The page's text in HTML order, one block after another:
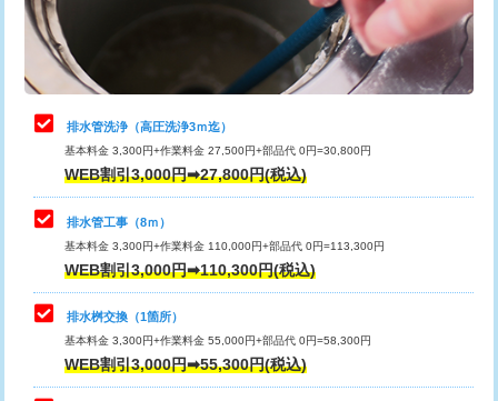
業）
排水管工事（排水管工事/3ｍまで） 55,000円
排水管工事（追加 排水管工事/3ｍ超
え）
マス交換（土の掘削・埋め戻し作業）
マス交換（深さ50㎝未満）
マス交換（深さ50㎝以上）
コンクリート斫り（厚さ10㎝まで）
コンクリート斫り（厚さ10㎝超え）
止水・漏水調査・防水処理・清掃・修
理・調整・分解・加工など（軽作業）
11,000円
止水・漏水調査・防水処理・清掃・修
理・調整・分解・加工など（中作業）
22,000円
止水・漏水調査・防水処理・清掃・修
理・調整・分解・加工など（重作業）
33,000円
その他部品の脱着
交換・取付（タンク）
交換・取付(単水栓（壁付・デッキ
式）)
交換・取付(混合水栓（壁付・デッキ
16,500円+材料費
排水管洗浄（高圧洗浄3ｍ迄）
基本料金 3,300円+作業料金 27,500円+部品代 0円=30,800円
WEB割引3,000円➡27,800円(税込)
排水管工事（8ｍ）
基本料金 3,300円+作業料金 110,000円+部品代 0円=113,300円
WEB割引3,000円➡110,300円(税込)
排水桝交換（1箇所）
基本料金 3,300円+作業料金 55,000円+部品代 0円=58,300円
WEB割引3,000円➡55,300円(税込)